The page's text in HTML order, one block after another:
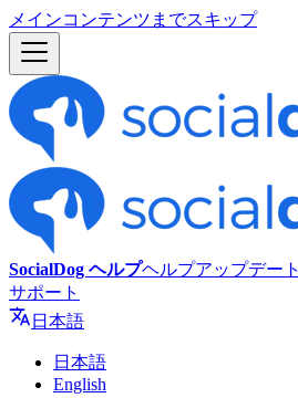
メインコンテンツまでスキップ
SocialDog ヘルプヘルプアップデート
サポート
日本語
日本語
English